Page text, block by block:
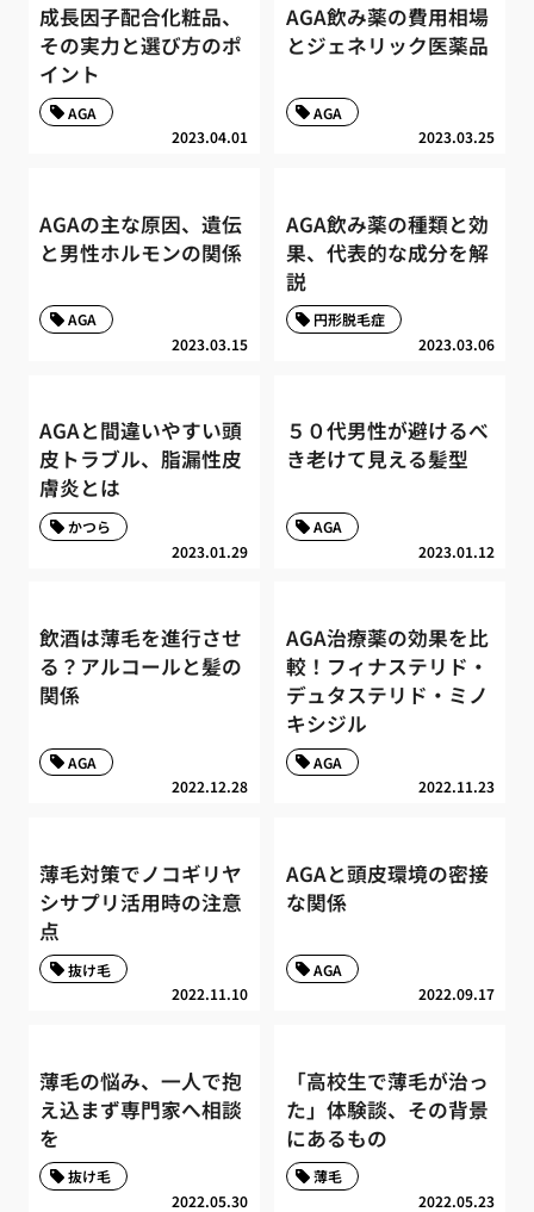
成長因子配合化粧品、
その実力と選び方のポ
イント
2023.04.01
AGA
AGA飲み薬の費用相場
とジェネリック医薬品
2023.03.25
AGA
AGAの主な原因、遺伝
と男性ホルモンの関係
2023.03.15
AGA
AGA飲み薬の種類と効
果、代表的な成分を解
説
2023.03.06
円形脱毛症
AGAと間違いやすい頭
皮トラブル、脂漏性皮
膚炎とは
2023.01.29
かつら
５０代男性が避けるべ
き老けて見える髪型
2023.01.12
AGA
飲酒は薄毛を進行させ
る？アルコールと髪の
関係
2022.12.28
AGA
AGA治療薬の効果を比
較！フィナステリド・
デュタステリド・ミノ
キシジル
2022.11.23
AGA
薄毛対策でノコギリヤ
シサプリ活用時の注意
点
2022.11.10
抜け毛
AGAと頭皮環境の密接
な関係
2022.09.17
AGA
薄毛の悩み、一人で抱
え込まず専門家へ相談
を
2022.05.30
抜け毛
「高校生で薄毛が治っ
た」体験談、その背景
にあるもの
2022.05.23
薄毛